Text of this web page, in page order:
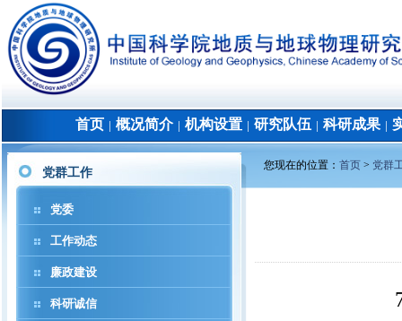
首页 概况简介│ 机构设置 研究队伍 科研成果│
党群工作
党委
工作动态
廉政建设
科研诚信
您现在的位置： 首页 > 党群